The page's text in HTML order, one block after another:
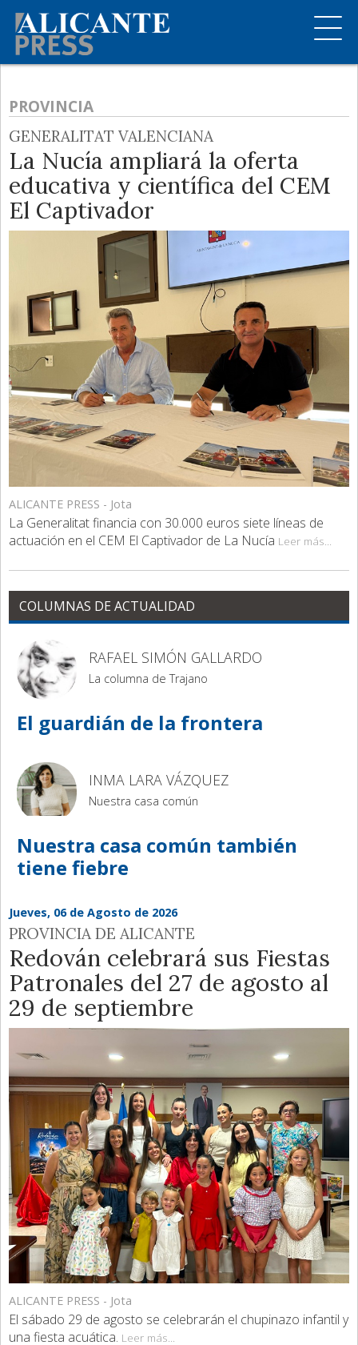
PROVINCIA
GENERALITAT VALENCIANA
La Nucía ampliará la oferta
educativa y científica del CEM
El Captivador
ALICANTE PRESS - Jota
La Generalitat financia con 30.000 euros siete líneas de
actuación en el CEM El Captivador de La Nucía Leer más...
COLUMNAS DE ACTUALIDAD
RAFAEL SIMÓN GALLARDO
La columna de Trajano
El guardián de la frontera
INMA LARA VÁZQUEZ
Nuestra casa común
Nuestra casa común también
tiene fiebre
Jueves, 06 de Agosto de 2026
PROVINCIA DE ALICANTE
Redován celebrará sus Fiestas
Patronales del 27 de agosto al
29 de septiembre
ALICANTE PRESS - Jota
El sábado 29 de agosto se celebrarán el chupinazo infantil y
una fiesta acuática. Leer más...